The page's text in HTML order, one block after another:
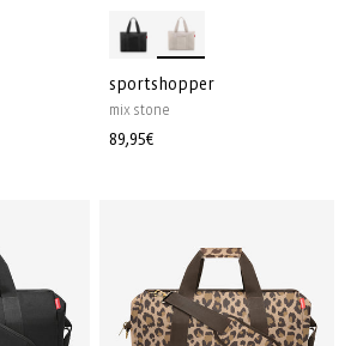
sportshopper
mix stone
Prix
89,95€